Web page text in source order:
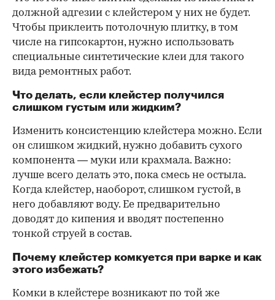
должной адгезии с клейстером у них не будет.
Чтобы приклеить потолочную плитку, в том
числе на гипсокартон, нужно использовать
специальные синтетические клеи для такого
вида ремонтных работ.
Что делать, если клейстер получился
слишком густым или жидким?
Изменить консистенцию клейстера можно. Если
он слишком жидкий, нужно добавить сухого
компонента — муки или крахмала. Важно:
лучше всего делать это, пока смесь не остыла.
Когда клейстер, наоборот, слишком густой, в
него добавляют воду. Ее предварительно
доводят до кипения и вводят постепенно
тонкой струей в состав.
Почему клейстер комкуется при варке и как
этого избежать?
Комки в клейстере возникают по той же